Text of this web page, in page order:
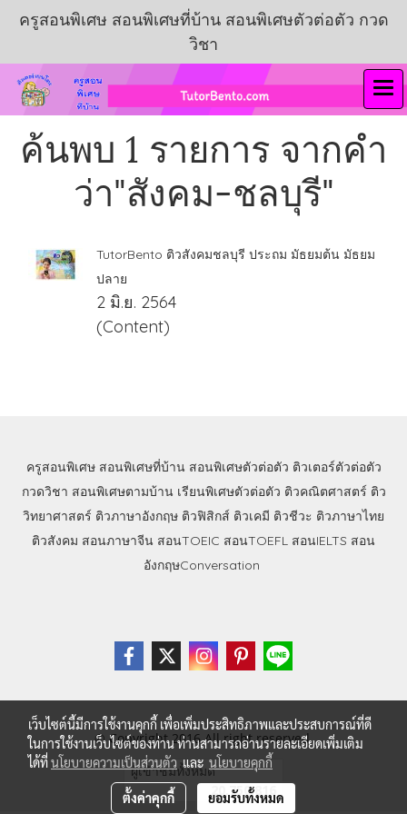
ครูสอนพิเศษ สอนพิเศษที่บ้าน สอนพิเศษตัวต่อตัว กวด
วิชา
ค้นพบ 1 รายการ จากคำ
ว่า"สังคม-ชลบุรี"
TutorBento ติวสังคมชลบุรี ประถม มัธยมต้น มัธยม
ปลาย
2 มิ.ย. 2564
(Content)
ครูสอนพิเศษ สอนพิเศษที่บ้าน สอนพิเศษตัวต่อตัว ติวเตอร์ตัวต่อตัว
กวดวิชา สอนพิเศษตามบ้าน เรียนพิเศษตัวต่อตัว ติวคณิตศาสตร์ ติว
วิทยาศาสตร์ ติวภาษาอังกฤษ ติวฟิสิกส์ ติวเคมี ติวชีวะ ติวภาษาไทย
ติวสังคม สอนภาษาจีน สอนTOEIC สอนTOEFL สอนIELTS สอน
อังกฤษConversation
© Copyright 2016 All right reserved.
ผู้เข้าชมทั้งหมด
20,750,816
เว็บไซต์นี้มีการใช้งานคุกกี้ เพื่อเพิ่มประสิทธิภาพและประสบการณ์ที่ดี
ในการใช้งานเว็บไซต์ของท่าน ท่านสามารถอ่านรายละเอียดเพิ่มเติม
ได้ที่นโยบายความเป็นส่วนตัวและ นโยบายคุกกี้
ตั้งค่าคุกกี้ ยอมรับทั้งหมด